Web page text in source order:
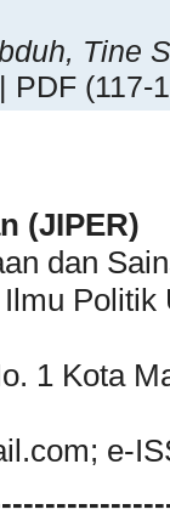
Tine
PDF (117-
(JIPER)
dan
1 Kota
; e-